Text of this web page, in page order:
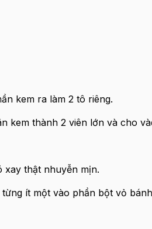
kem ra làm 2 tô riêng.
kem thành 2 viên lớn và cho
xay thật nhuyễn mịn.
ít một vào phần bột vỏ